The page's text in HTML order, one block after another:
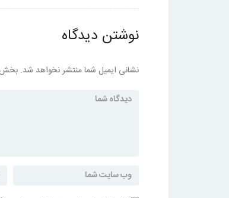
نوشتن دیدگاه
نشانی ایمیل شما منتشر نخواهد شد.